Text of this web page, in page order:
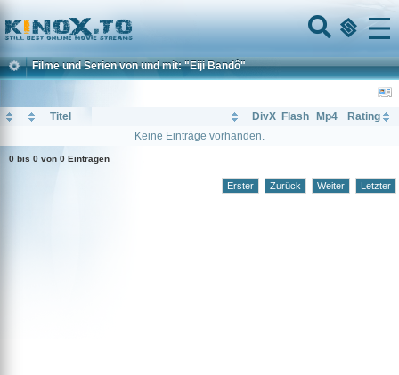
Home
Menu
Filme und Serien von und mit: "Eiji Bandô"
Titel DivX Flash Mp4
Rating
Keine Einträge vorhanden.
0 bis 0 von 0 Einträgen
Erster Zurück Weiter Letzter